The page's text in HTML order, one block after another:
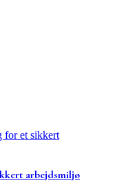
arbejdsmiljø